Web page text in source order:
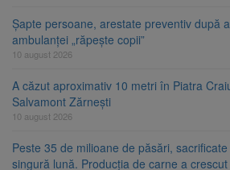
Șapte persoane, arestate preventiv după
ambulanței „răpește copii”
10 august 2026
A căzut aproximativ 10 metri în Piatra
Salvamont Zărnești
10 august 2026
Peste 35 de milioane de păsări,
singură lună. Producția de carne a